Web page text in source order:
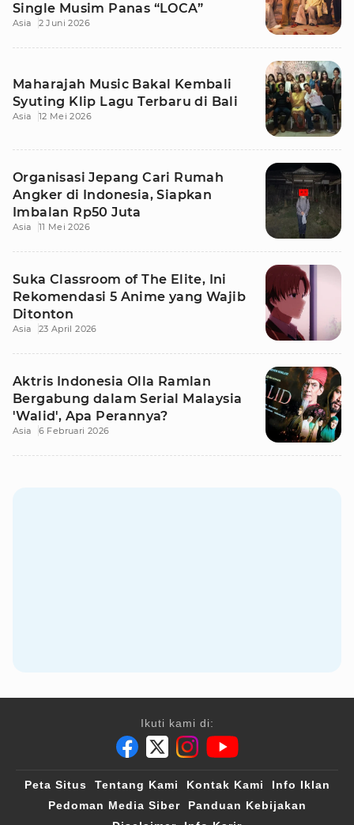
Single Musim Panas “LOCA”
Asia 2 Juni 2026
Maharajah Music Bakal Kembali
Syuting Klip Lagu Terbaru di Bali
Asia 12 Mei 2026
Organisasi Jepang Cari Rumah
Angker di Indonesia, Siapkan
Imbalan Rp50 Juta
Asia 11 Mei 2026
Suka Classroom of The Elite, Ini
Rekomendasi 5 Anime yang Wajib
Ditonton
Asia 23 April 2026
Aktris Indonesia Olla Ramlan
Bergabung dalam Serial Malaysia
'Walid', Apa Perannya?
Asia 6 Februari 2026
Ikuti kami di:
Peta Situs Tentang Kami Kontak Kami
Info Iklan
Pedoman Media Siber
Panduan Kebijakan